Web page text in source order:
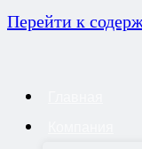
Перейти к